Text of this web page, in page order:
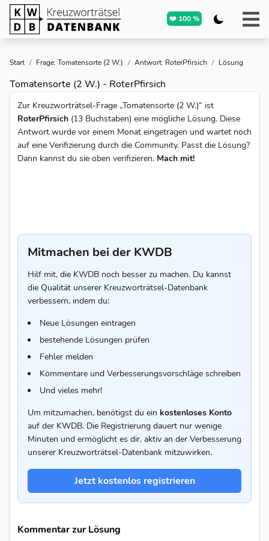
❤️ 100 %
Start / Frage: Tomatensorte (2 W.) / Antwort: RoterPfirsich / Lösung
Tomatensorte (2 W.) - RoterPfirsich
Zur Kreuzworträtsel-Frage „Tomatensorte (2 W.)“ ist
RoterPfirsich (13 Buchstaben) eine mögliche Lösung. Diese
Antwort wurde vor einem Monat eingetragen und wartet noch
auf eine Verifizierung durch die Community. Passt die Lösung?
Dann kannst du sie oben verifizieren. Mach mit!
Mitmachen bei der KWDB
Hilf mit, die KWDB noch besser zu machen. Du kannst
die Qualität unserer Kreuzworträtsel-Datenbank
verbessern, indem du:
Neue Lösungen eintragen
bestehende Lösungen prüfen
Fehler melden
Kommentare und Verbesserungsvorschläge schreiben
Und vieles mehr!
Um mitzumachen, benötigst du ein kostenloses Konto
auf der KWDB. Die Registrierung dauert nur wenige
Minuten und ermöglicht es dir, aktiv an der Verbesserung
unserer Kreuzworträtsel-Datenbank mitzuwirken.
Jetzt kostenlos registrieren
Kommentar zur Lösung